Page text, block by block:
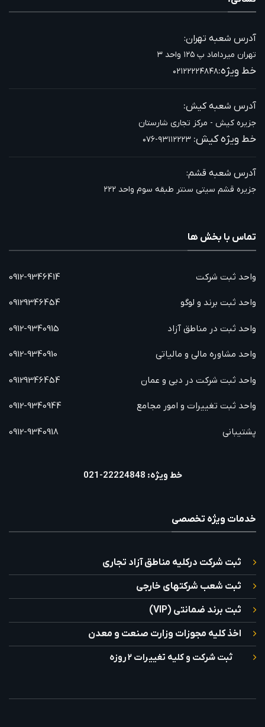
آدرس شعبه تهران:
تهران میرداماد پ ۱۲۵ واحد ۳
خط ویژه:۰۲۱۲۲۲۲۴۸۴۸
آدرس شعبه کیش:
جزیره کیش - مرکز تجاری شارستان
خط ویژه کیش: ۰۷۶-۹۳۱۱۲۲۲۳
آدرس شعبه قشم:
جزیره قشم سیتی سنتر طبقه سوم واحد ۲۲۲
تماس با بخش ها
واحد ثبت شرکت
واحد ثبت برند و لوگو
واحد ثبت در مناطق آزاد
واحد مشاوره مالی و مالیاتی
واحد ثبت شرکت در دبی و عمان
واحد ثبت تغییرات و امور مجامع
پشتیبانی
0912-9346414
09129346454
0912-9340915
0912-9340910
09129346454
0912-9340944
0912-9340918
خط ویژه: 22224848-021
خدمات ویژه تخصصی
ثبت شرکت درکلیه مناطق آزاد تجاری
ثبت شعب شرکتهای خارجی
ثبت برند ضمانتی (VIP)
اخذ کلیه مجوزات وزارت صنعت و معدن
ثبت شرکت و کلیه تغییرات ۲ روزه